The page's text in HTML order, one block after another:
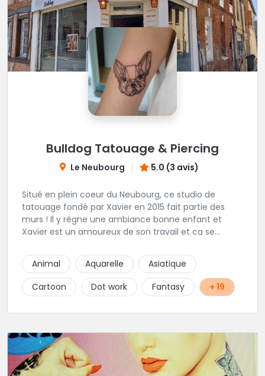
Bulldog Tatouage & Piercing
Le Neubourg 5.0 (3 avis)
Situé en plein coeur du Neubourg, ce studio de
tatouage fondé par Xavier en 2015 fait partie des
murs ! Il y régne une ambiance bonne enfant et
Xavier est un amoureux de son travail et ca se
Animal
Aquarelle
Asiatique
Cartoon
Dot work Fantasy + 19